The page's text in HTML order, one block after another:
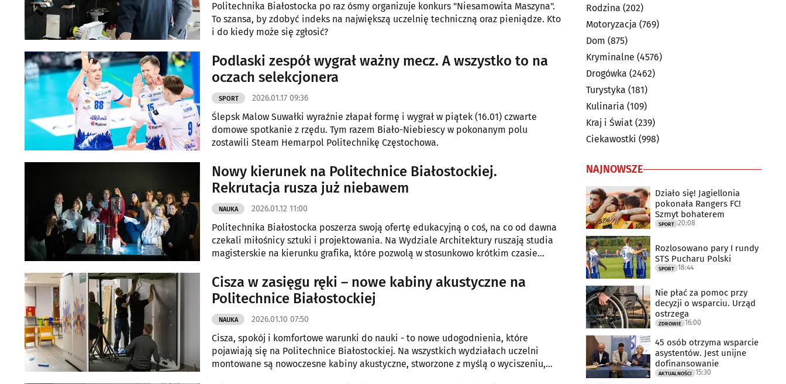
Politechnika Białostocka po raz ósmy organizuje konkurs "Niesamowita Maszyna".
To szansa, by zdobyć indeks na największą uczelnię techniczną oraz pieniądze. Kto
i do kiedy może się zgłosić?
Podlaski zespół wygrał ważny mecz. A wszystko to na
oczach selekcjonera
SPORT 2026.01.17 09:36
Ślepsk Malow Suwałki wyraźnie złapał formę i wygrał w piątek (16.01) czwarte
domowe spotkanie z rzędu. Tym razem Biało-Niebiescy w pokonanym polu
zostawili Steam Hemarpol Politechnikę Częstochowa.
Nowy kierunek na Politechnice Białostockiej.
Rekrutacja rusza już niebawem
NAUKA 2026.01.12 11:00
Politechnika Białostocka poszerza swoją ofertę edukacyjną o coś, na co od dawna
czekali miłośnicy sztuki i projektowania. Na Wydziale Architektury ruszają studia
magisterskie na kierunku grafika, które pozwolą w stosunkowo krótkim czasie
Cisza w zasięgu ręki – nowe kabiny akustyczne na
Politechnice Białostockiej
NAUKA 2026.01.10 07:50
Cisza, spokój i komfortowe warunki do nauki - to nowe udogodnienia, które
pojawiają się na Politechnice Białostockiej. Na wszystkich wydziałach uczelni
montowane są nowoczesne kabiny akustyczne, stworzone z myślą o wyciszeniu,
Rodzina (202)
Motoryzacja (769)
Dom (875)
Kryminalne (4576)
Drogówka (2462)
Turystyka (181)
Kulinaria (109)
Kraj i Świat (239)
Ciekawostki (998)
NAJNOWSZE
Działo się! Jagiellonia
pokonała Rangers FC!
Szmyt bohaterem
SPORT 20:08
Rozlosowano pary I rundy
STS Pucharu Polski
SPORT 18:44
Nie płać za pomoc przy
decyzji o wsparciu. Urząd
ostrzega
ZDROWIE 16:00
45 osób otrzyma wsparcie
asystentów. Jest unijne
dofinansowanie
AKTUALNOŚCI 15:30